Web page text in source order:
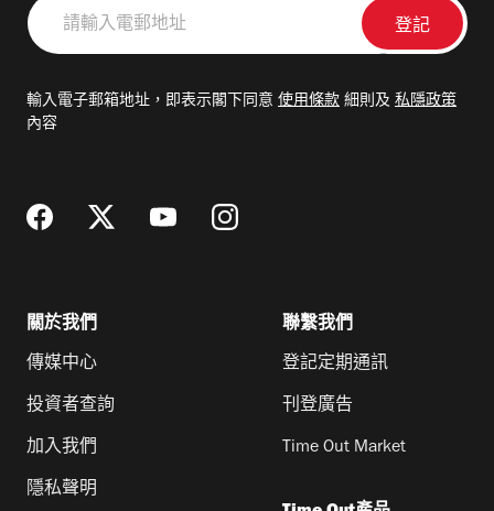
請
輸
郵
輸入電子郵箱地址，即表示閣下同意 使用條款 細則及 私隱政策
內容
關於我們
傳媒中心
投資者查詢
加入我們
隱私聲明
聯繫我們
登記定期通訊
刊登廣告
Time Out Market